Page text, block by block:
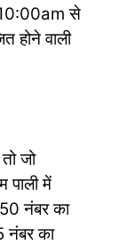
10:00am से
होने वाली
जो
पाली में
नंबर का
नंबर का